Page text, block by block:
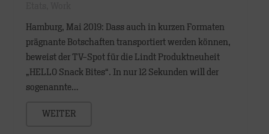
Hamburg, Mai 2019: Dass auch in kurzen Formaten
prägnante Botschaften transportiert werden können,
beweist der TV-Spot für die Lindt Produktneuheit
„HELLO Snack Bites“. In nur 12 Sekunden will der
sogenannte…
WEITER